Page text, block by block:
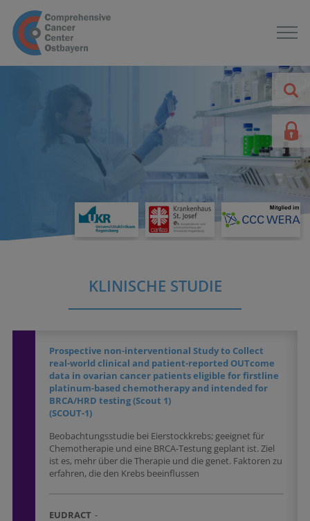
KLINISCHE STUDIE
Prospective non-interventional Study to Collect
real-world clinical and patient-reported OUTcome
data in ovarian cancer patients eligible for firstline
platinum-based chemotherapy and intended for
BRCA/HRD testing (Scout 1)
(SCOUT-1)
Beobachtungsstudie bei Eierstockkrebs; geeignet für
Chemotherapie und eine BRCA-Testung geplant ist. Ziel
ist es, mehr über die Therapie und die genet. Faktoren zu
erfahren, die den Krebs beeinflussen
EUDRACT -